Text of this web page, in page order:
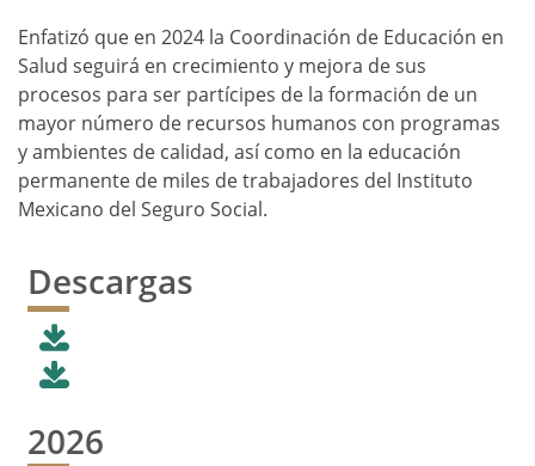
Enfatizó que en 2024 la Coordinación de Educación en
Salud seguirá en crecimiento y mejora de sus
procesos para ser partícipes de la formación de un
mayor número de recursos humanos con programas
y ambientes de calidad, así como en la educación
permanente de miles de trabajadores del Instituto
Mexicano del Seguro Social.
Descargas
2026